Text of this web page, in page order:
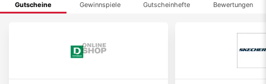
Gutscheine Gewinnspiele Gutscheinhefte Bewertungen